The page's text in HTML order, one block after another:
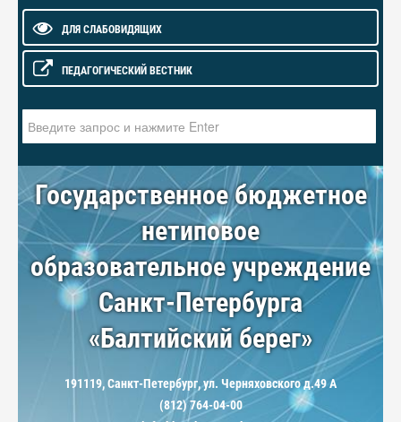
ДЛЯ СЛАБОВИДЯЩИХ
ПЕДАГОГИЧЕСКИЙ ВЕСТНИК
Государственное бюджетное
нетиповое
образовательное учреждение
Санкт-Петербурга
«Балтийский берег»
191119, Санкт-Петербург, ул. Черняховского д.49 А
(812) 764-04-00